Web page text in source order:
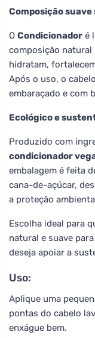
Composição
O Condicionador é
composição natural
hidratam,
Após o uso, o
embaraçado e com
Ecológico e
Produzido com
condicionador
embalagem é feita
cana-de-açúcar,
a proteção
Escolha ideal para
natural e suave
deseja apoiar a
Uso:
Aplique uma
pontas do cabelo
enxágue bem.